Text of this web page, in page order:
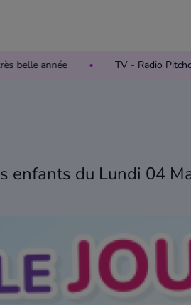
très belle année TV - Radio
enfants du Lundi 04